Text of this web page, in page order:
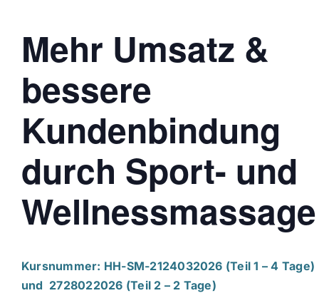
Mehr Umsatz &
bessere
Kundenbindung
durch Sport- und
Wellnessmassage
Kursnummer: HH-SM-2124032026 (Teil 1 – 4 Tage)
und 2728022026 (Teil 2 – 2 Tage)